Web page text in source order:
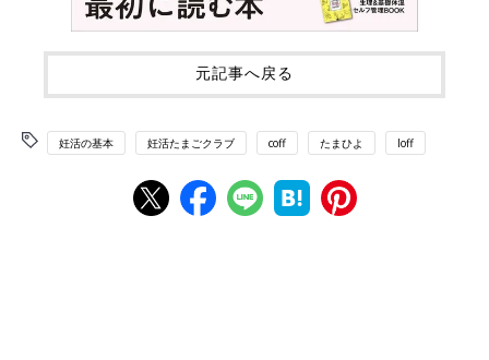
元記事へ戻る
妊活の基本 妊活たまごクラブ coff たまひよ loff